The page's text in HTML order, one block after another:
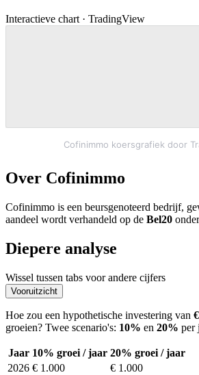
Interactieve chart · TradingView
Cofinimmo koersgrafiek door
Over Cofinimmo
Cofinimmo is een beursgenoteerd bedrijf,
aandeel wordt verhandeld op de Bel20
Diepere analyse
Wissel tussen tabs voor andere cijfers
Vooruitzicht
Hoe zou een hypothetische investering van
groeien? Twee scenario's: 10% en 20% per
Jaar 10% groei / jaar 20% groei / jaar
2026 € 1.000
€ 1.000